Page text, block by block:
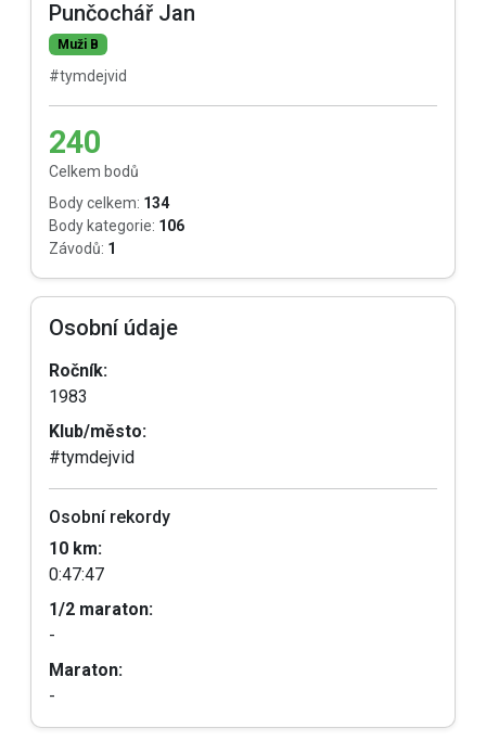
Punčochář Jan
Muži B
#tymdejvid
240
Celkem bodů
Body celkem: 134
Body kategorie: 106
Závodů: 1
Osobní údaje
Ročník:
1983
Klub/město:
#tymdejvid
Osobní rekordy
10 km:
0:47:47
1/2 maraton:
-
Maraton:
-